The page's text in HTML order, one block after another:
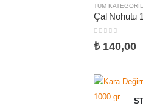
TÜM
Çal Nohutu
05 üzerinden
₺140,00